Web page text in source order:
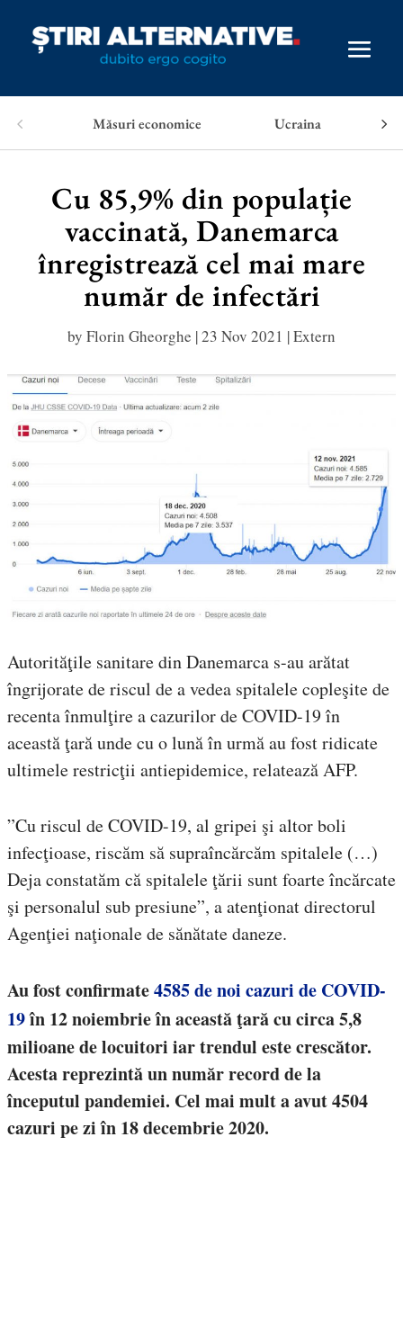
Măsuri economice Ucraina
Cu 85,9% din populație
vaccinată, Danemarca
înregistrează cel mai mare
număr de infectări
by Florin Gheorghe |23 Nov 2021 |Extern
Autorităţile sanitare din Danemarca s-au arătat
îngrijorate de riscul de a vedea spitalele copleşite de
recenta înmulţire a cazurilor de COVID-19 în
această ţară unde cu o lună în urmă au fost ridicate
ultimele restricţii antiepidemice, relatează AFP.
”Cu riscul de COVID-19, al gripei şi altor boli
infecţioase, riscăm să supraîncărcăm spitalele (…)
Deja constatăm că spitalele ţării sunt foarte încărcate
şi personalul sub presiune”, a atenţionat directorul
Agenţiei naţionale de sănătate daneze.
Au fost confirmate4585 de noi cazuri de COVID-
19în 12 noiembrie în această ţară cu circa 5,8
milioane de locuitori iar trendul este crescător.
Acesta reprezintă un număr record de la
începutul pandemiei. Cel mai mult a avut 4504
cazuri pe zi în 18 decembrie 2020.